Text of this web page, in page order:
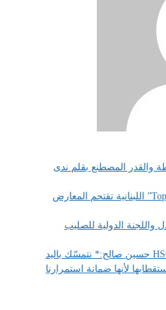
والقدر المصطنع بقلم ندى
من بيروت إلى دبي…”Top Stop” اللبنانية تقتحم المعارض
واللجنة الدولية للصليب
رئيس مجلس إدارة شركة HSC حسين صالح:* نتمسّك باليد
لأنها ضمانة استمرارنا